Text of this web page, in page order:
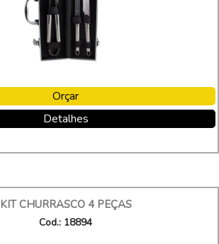
Orçar
Detalhes
KIT CHURRASCO 4 PEÇAS
Cod.: 18894